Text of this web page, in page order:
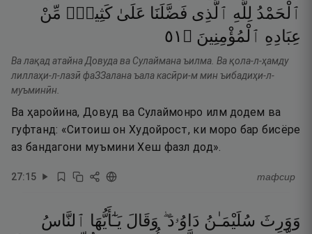
ٱلْحَمْدُ لِلَّهِ ٱلَّذِى فَضَّلَنَا عَلَىٰ كَثِيرٍۢ مِّنْ
عِبَادِهِ ٱلْمُؤْمِنِينَ ۝ ١٥
Ва лақад атайна Довуда ва Сулаймана ъилма. Ва қола-л-ҳамду
лиллаҳи-л-лазӣ фаЗЗалана ъала касӣри-м мин ъибадиҳи-л-
муъминӣн.
Ва ҳаройина, Довуд ва Сулаймонро илм додем ва
гуфтанд: «Ситоиш он Худойрост, ки моро бар бисёре
аз бандагони муъмини Хеш фазл дод».
27:15 тафсир
وَوَرِثَ سُلَيْمَـٰنُ دَاوُۥدَ ۖ وَقَالَ يَـٰٓأَيُّهَا ٱلنَّاسُ